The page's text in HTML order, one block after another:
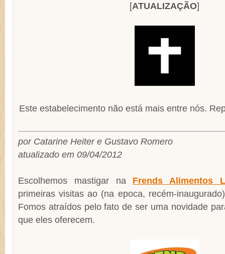
[ATUALIZAÇÃO]
Este estabelecimento não está mais entre nós.
por Catarine Heiter e Gustavo Romero
atualizado em 09/04/2012
Escolhemos mastigar na Frends Alimentos
primeiras visitas ao (na epoca, recém-
Fomos atraídos pelo fato de ser uma novidade
que eles oferecem.